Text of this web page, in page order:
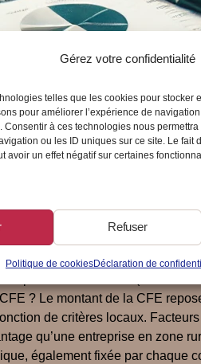
Gérez votre confidentialité
telles que les cookies pour stocker
pour améliorer l’expérience de
Consentir à ces technologies nous
ou les ID uniques sur ce site. Le fait
avoir un effet négatif sur certaines
Refuser
Politique de cookiesDéclaration de
Entreprises
toute entreprise ou
dois savoir sur cette
Elle concerne toute personne
individuelles (dont les
? Le montant de la CFE
de critères locaux.
qu’une entreprise en zone
également fixée par chaque